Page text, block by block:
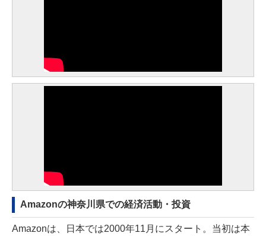
Amazonの神奈川県での経済活動・投資
Amazonは、日本では2000年11月にスタート。当初は本